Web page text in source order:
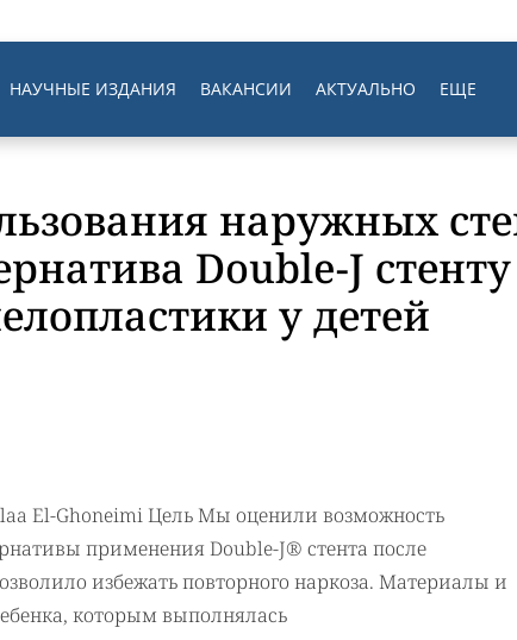
НАУЧНЫЕ ИЗДАНИЯ ВАКАНСИИ АКТУАЛЬНО ЕЩЕ
наружных
Double-J
у детей
El-Ghoneimi Цель Мы оценили возможность
применения Double-J® стента после
избежать повторного наркоза. Материалы и
которым выполнялась